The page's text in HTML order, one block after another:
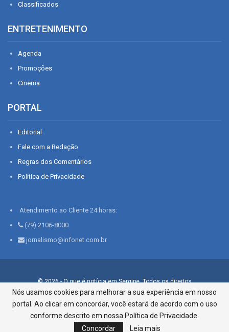
Classificados
ENTRETENIMENTO
Agenda
Promoções
Cinema
PORTAL
Editorial
Fale com a Redação
Regras dos Comentários
Política de Privacidade
Atendimento ao Cliente 24 horas:
(79) 2106-8000
jornalismo@infonet.com.br
© 2026 - O que é notícia em Sergipe. Todos os direitos
reservados.
Infonet - Rua Monsenhor Silveira 276, Bairro São José |
Aracaju-SE, CEP 49015-030, Fone: 79.2106.8000 - CI Centro de
Informações LTDA
Nós usamos cookies para melhorar a sua experiência em nosso
portal. Ao clicar em concordar, você estará de acordo com o uso
conforme descrito em nossa Política de Privacidade.
Concordar
Leia mais